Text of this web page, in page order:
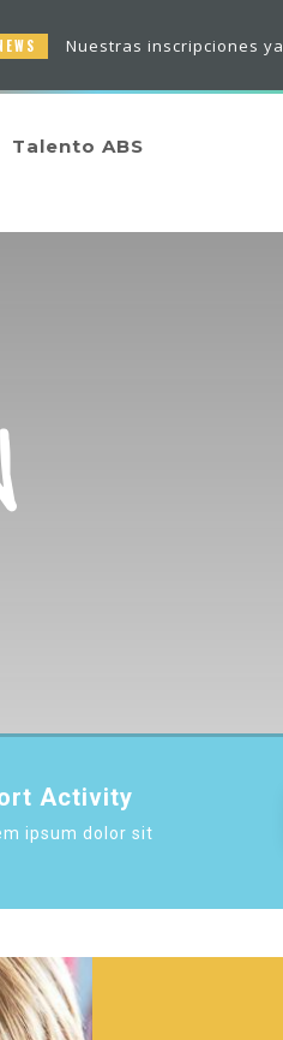
inscripciones ya están abiertas!
Talento ABS
Activity
ipsum dolor sit